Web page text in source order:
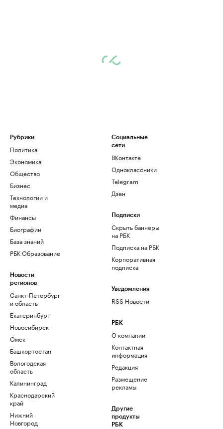
Рубрики
Политика
Экономика
Общество
Бизнес
Технологии и
медиа
Финансы
Биографии
База знаний
РБК Образование
Новости
регионов
Санкт-Петербург
и область
Екатеринбург
Новосибирск
Омск
Башкортостан
Вологодская
область
Калининград
Краснодарский
край
Нижний
Новгород
Социальные
сети
ВКонтакте
Одноклассники
Telegram
Дзен
Подписки
Скрыть баннеры
на РБК
Подписка на РБК
Корпоративная
подписка
Уведомления
RSS Новости
РБК
О компании
Контактная
информация
Редакция
Размещение
рекламы
Другие
продукты
РБК